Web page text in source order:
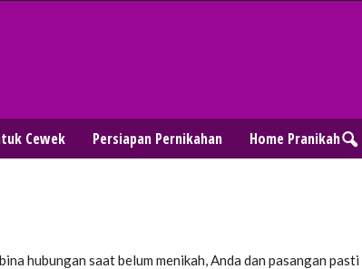
Cewek Persiapan Pernikahan Home Pranikah
hubungan saat belum menikah, Anda dan pasangan pasti